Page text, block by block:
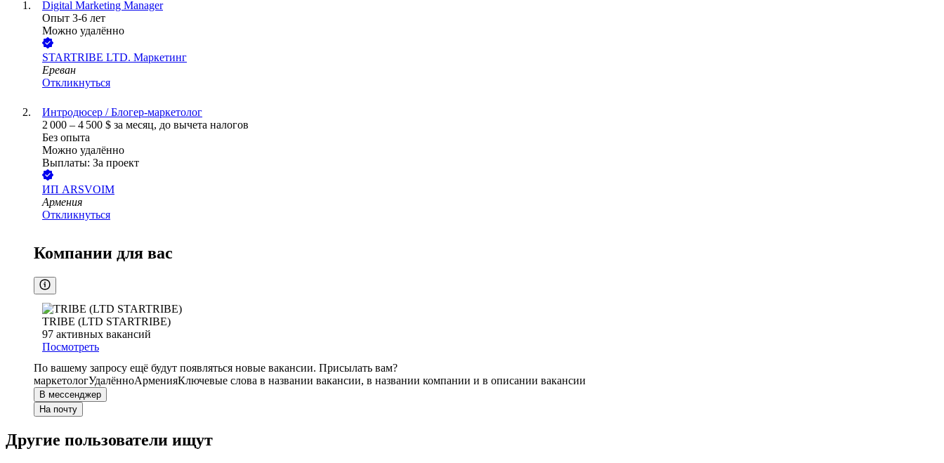
Digital Marketing Manager
Опыт 3-6 лет
Можно удалённо
STARTRIBE LTD. Маркетинг
Ереван
Откликнуться
Интродюсер / Блогер-маркетолог
2 000 – 4 500 $ за месяц, до вычета налогов
Без опыта
Можно удалённо
Выплаты: За проект
ИП ARSVOIM
Армения
Откликнуться
Компании для вас
TRIBE (LTD STARTRIBE)
97 активных вакансий
Посмотреть
По вашему запросу ещё будут появляться новые вакансии. Присылать вам?
маркетологУдалённоАрменияКлючевые слова в названии вакансии, в названии компании и в описании вакансии
В мессенджер
На почту
Другие пользователи ищут